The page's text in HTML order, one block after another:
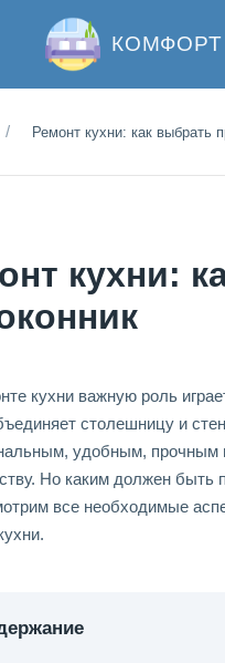
Ремонт кухни: как выбрать
кухни:
кухни важную роль
столешницу и
удобным, прочным
Но каким должен быть
все необходимые